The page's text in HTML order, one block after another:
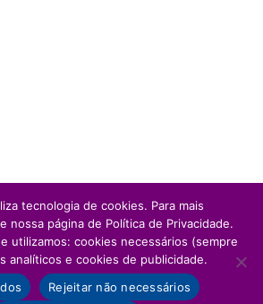
tecnologia de cookies. Para mais
nossa página de Política de Privacidade.
utilizamos: cookies necessários (sempre
analíticos e cookies de publicidade.
Rejeitar não necessários